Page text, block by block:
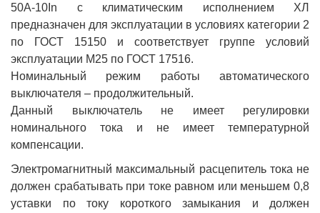
50А-10In с климатическим исполнением ХЛ
предназначен для эксплуатации в условиях категории 2
по ГОСТ 15150 и соответствует группе условий
эксплуатации М25 по ГОСТ 17516.
Номинальный режим работы автоматического
выключателя – продолжительный.
Данный выключатель не имеет регулировки
номинального тока и не имеет температурной
компенсации.
Электромагнитный максимальный расцепитель тока не
должен срабатывать при токе равном или меньшем 0,8
уставки по току короткого замыкания и должен